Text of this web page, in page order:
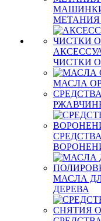
МЕТАНИЯ
ЧИСТКИ
МАСЛА
МАСЛА
ДЕРЕВА